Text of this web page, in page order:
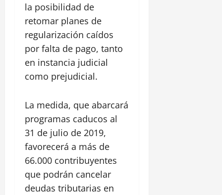
la posibilidad de
retomar planes de
regularización caídos
por falta de pago, tanto
en instancia judicial
como prejudicial.
La medida, que abarcará
programas caducos al
31 de julio de 2019,
favorecerá a más de
66.000 contribuyentes
que podrán cancelar
deudas tributarias en